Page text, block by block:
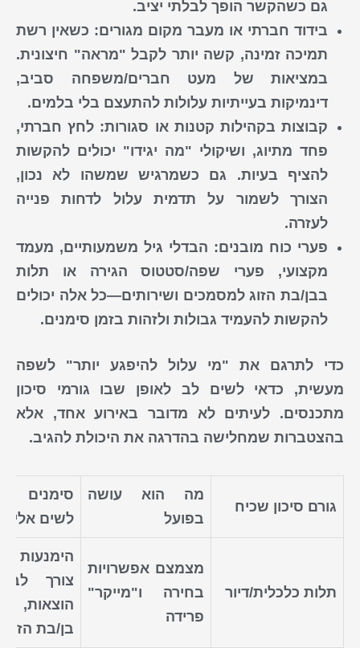
גם כשהקשר הופך לבלתי יציב.
בידוד חברתי או מעבר מקום מגורים: כשאין רשת
תמיכה זמינה, קשה יותר לקבל "מראה" חיצונית.
במציאות של מעט חברים/משפחה סביב,
דינמיקות בעייתיות עלולות להתעצם בלי בלמים.
קבוצות בקהילות קטנות או סגורות: לחץ חברתי,
פחד מתיוג, ושיקולי "מה יגידו" יכולים להקשות
להציף בעיות. גם כשמרגיש שמשהו לא נכון,
הצורך לשמור על תדמית עלול לדחות פנייה
לעזרה.
פערי כוח מובנים: הבדלי גיל משמעותיים, מעמד
מקצועי, פערי שפה/סטטוס הגירה או תלות
בבן/בת הזוג למסמכים ושירותים—כל אלה יכולים
להקשות להעמיד גבולות ולזהות בזמן סימנים.
כדי לתרגם את "מי עלול להיפגע יותר" לשפה
מעשית, כדאי לשים לב לאופן שבו גורמי סיכון
מתכנסים. לעיתים לא מדובר באירוע אחד, אלא
בהצטברות שמחלישה בהדרגה את היכולת להגיב.
גורם סיכון שכיח
מה הוא עושה
בפועל
סימנים
לשים
תלות כלכלית/דיור
מצמצם אפשרויות
בחירה ו"מייקר"
פרידה
הימנעות
צורך
הוצאות,
בן/בת הזוג